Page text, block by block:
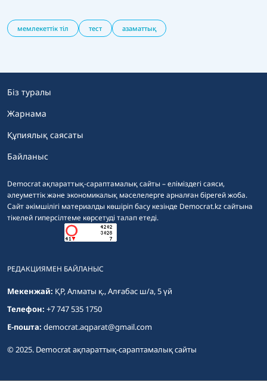
мемлекеттік тіл тест азаматтық
Democrat ақпараттық-сараптамалық сайты – еліміздегі саяси,
әлеуметтік және экономикалық мәселелерге арналған бірегей жоба.
Сайт әкімшілігі материалды көшіріп басу кезінде Democrat.kz сайтына
тікелей гиперсілтеме көрсетуді талап етеді.
Біз туралы
Жарнама
Құпиялық саясаты
Байланыс
РЕДАКЦИЯМЕН БАЙЛАНЫС
Мекенжай: ҚР, Алматы қ., Алғабас ш/а, 5 үй
Телефон: +7 747 535 1750
E-пошта: democrat.aqparat@gmail.com
© 2025. Democrat ақпараттық-сараптамалық сайты